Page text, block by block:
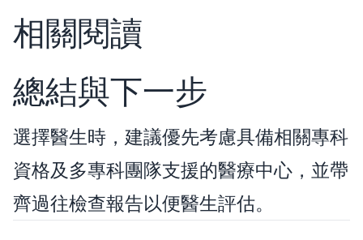
相關閱讀
總結與下一步
選擇醫生時，建議優先考慮具備相關專科
資格及多專科團隊支援的醫療中心，並帶
齊過往檢查報告以便醫生評估。